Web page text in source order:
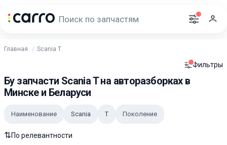
Главная Scania T
Фильтры
Бу запчасти Scania T на авторазборках в
Минске и Беларуси
Наименование Scania T Поколение
⇅По релевантности